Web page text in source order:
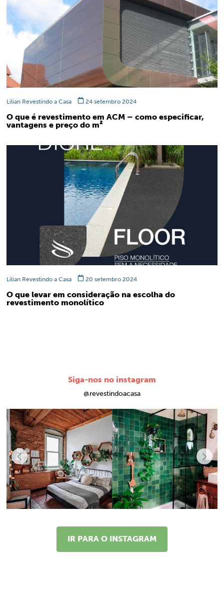
Lilian Revestindo a Casa 24 setembro 2024
O que é revestimento em ACM – como especificar,
vantagens e preço do m²
Lilian Revestindo a Casa 20 setembro 2024
O que levar em consideração na escolha do
revestimento monolítico
Siga-nos no instagram
@revestindoacasa
IR PARA O INSTAGRAM